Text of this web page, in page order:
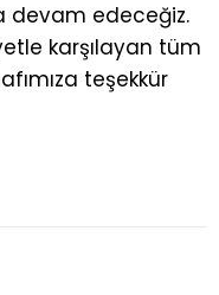
devam edeceğiz.
karşılayan tüm
teşekkür